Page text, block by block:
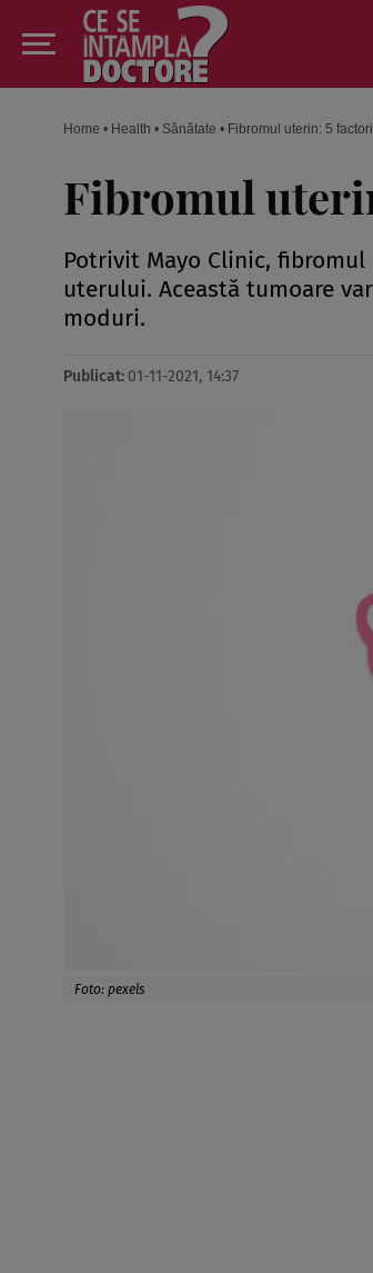
Home • Health • Sănătate • Fibromul uterin: 5
Fibromul
Potrivit Mayo Clinic,
uterului. Această tumoare
moduri.
Publicat: 01-11-2021, 14:37
Foto: pexels